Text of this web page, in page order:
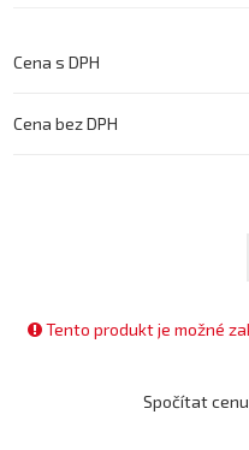
Cena s DPH
Cena bez DPH
Tento produkt je možné
Spočítat